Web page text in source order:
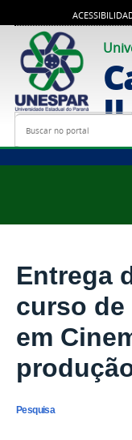
II
Busca
Entrega
curso de
em
Pesquisa